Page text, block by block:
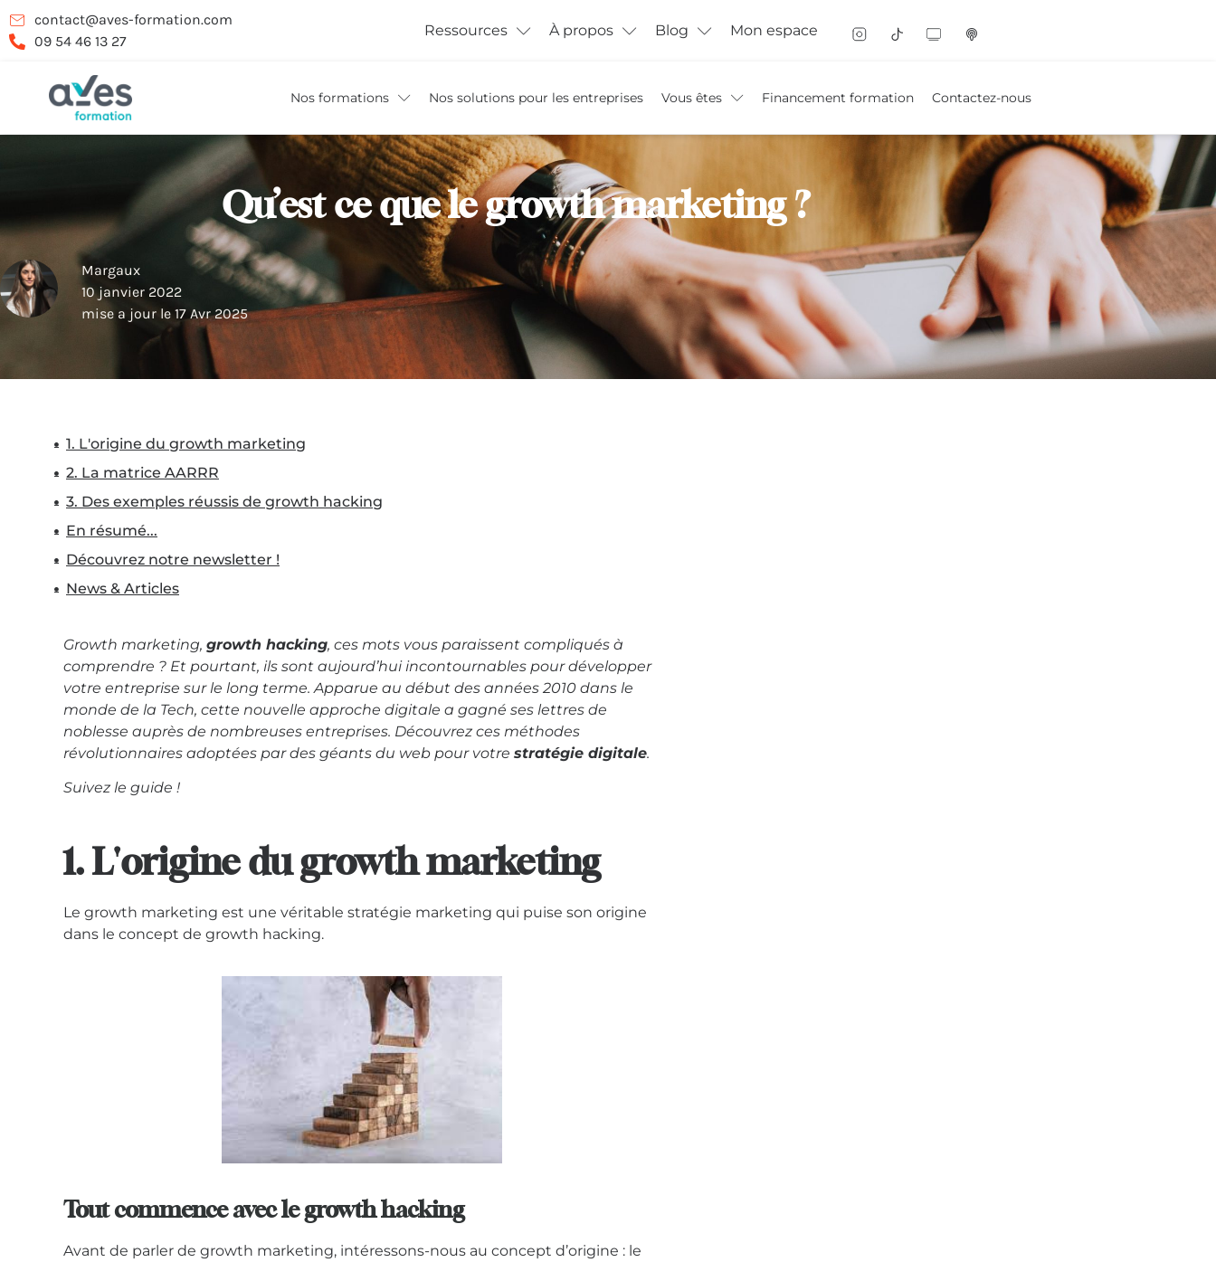
contact@aves-formation.com
09 54 46 13 27
Ressources À propos Blog Mon espace
Nos formations Nos solutions pour les entreprises Vous êtes Financement formation Contactez-nous
Qu’est ce que le growth marketing ?
Margaux
10 janvier 2022
mise a jour le 17 Avr 2025
1. L'origine du growth marketing
2. La matrice AARRR
3. Des exemples réussis de growth hacking
En résumé...
Découvrez notre newsletter !
News & Articles
Growth marketing, growth hacking, ces mots vous paraissent compliqués à
comprendre ? Et pourtant, ils sont aujourd’hui incontournables pour développer
votre entreprise sur le long terme. Apparue au début des années 2010 dans le
monde de la Tech, cette nouvelle approche digitale a gagné ses lettres de
noblesse auprès de nombreuses entreprises. Découvrez ces méthodes
révolutionnaires adoptées par des géants du web pour votre stratégie digitale.
Suivez le guide !
1. L'origine du growth marketing
Le growth marketing est une véritable stratégie marketing qui puise son origine
dans le concept de growth hacking.
Tout commence avec le growth hacking
Avant de parler de growth marketing, intéressons-nous au concept d’origine : le